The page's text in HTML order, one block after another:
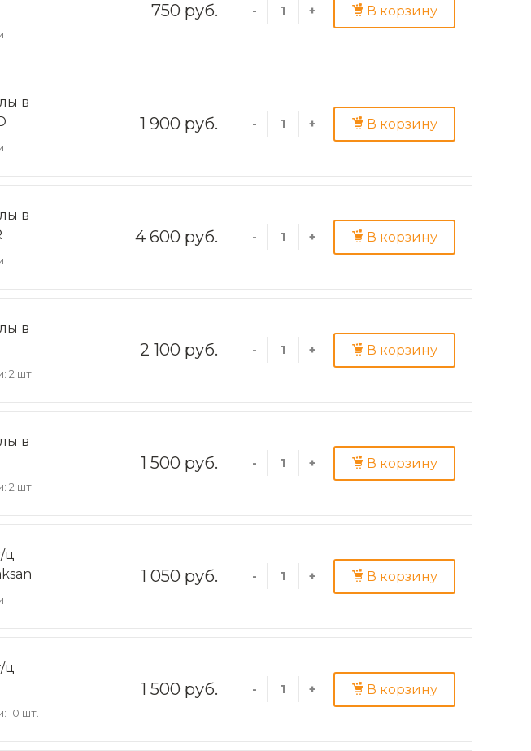
750 руб. - + В корзину
в
1 900 руб. - + В корзину
в
4 600 руб. - + В корзину
в
2 шт.
2 100 руб. - + В корзину
в
2 шт.
1 500 руб. - + В корзину
ц
1 050 руб. - + В корзину
ц
10 шт.
1 500 руб. - + В корзину